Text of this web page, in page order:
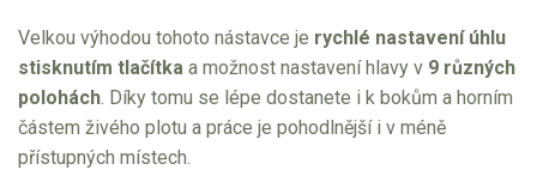
Velkou výhodou tohoto nástavce je rychlé nastavení úhlu
stisknutím tlačítka a možnost nastavení hlavy v 9 různých
polohách. Díky tomu se lépe dostanete i k bokům a horním
částem živého plotu a práce je pohodlnější i v méně
přístupných místech.